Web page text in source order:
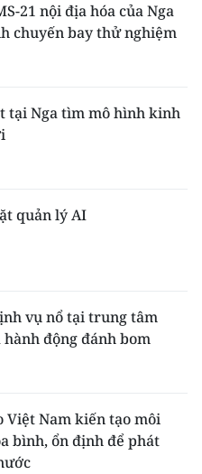
21 nội địa hóa của Nga
chuyến bay thử nghiệm
tại Nga tìm mô hình kinh
quản lý AI
vụ nổ tại trung tâm
hành động đánh bom
Việt Nam kiến tạo môi
bình, ổn định để phát